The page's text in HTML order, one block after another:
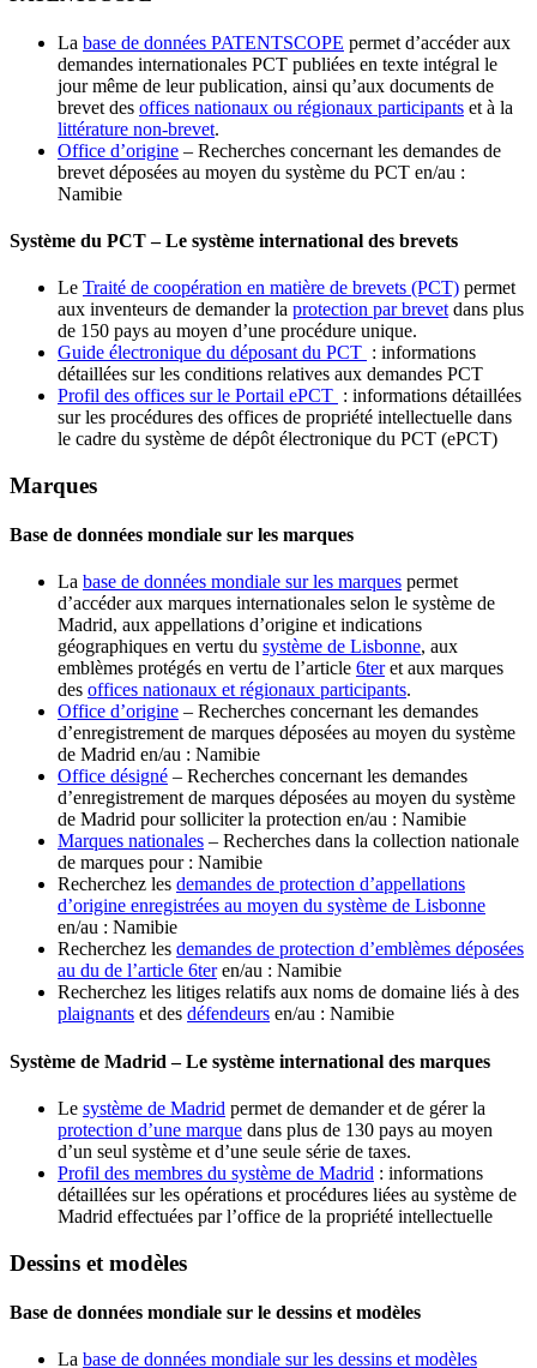
La base de données PATENTSCOPE permet d’accéder aux
demandes internationales PCT publiées en texte intégral le
jour même de leur publication, ainsi qu’aux documents de
brevet des offices nationaux ou régionaux participants et à la
littérature non-brevet.
Office d’origine – Recherches concernant les demandes de
brevet déposées au moyen du système du PCT en/au :
Namibie
Système du PCT – Le système international des brevets
Le Traité de coopération en matière de brevets (PCT) permet
aux inventeurs de demander la protection par brevet dans plus
de 150 pays au moyen d’une procédure unique.
Guide électronique du déposant du PCT : informations
détaillées sur les conditions relatives aux demandes PCT
Profil des offices sur le Portail ePCT : informations détaillées
sur les procédures des offices de propriété intellectuelle dans
le cadre du système de dépôt électronique du PCT (ePCT)
Marques
Base de données mondiale sur les marques
La base de données mondiale sur les marques permet
d’accéder aux marques internationales selon le système de
Madrid, aux appellations d’origine et indications
géographiques en vertu du système de Lisbonne, aux
emblèmes protégés en vertu de l’article 6teret aux marques
des offices nationaux et régionaux participants.
Office d’origine – Recherches concernant les demandes
d’enregistrement de marques déposées au moyen du système
de Madrid en/au : Namibie
Office désigné – Recherches concernant les demandes
d’enregistrement de marques déposées au moyen du système
de Madrid pour solliciter la protection en/au : Namibie
Marques nationales – Recherches dans la collection nationale
de marques pour : Namibie
Recherchez les demandes de protection d’appellations
d’origine enregistrées au moyen du système de Lisbonne
en/au : Namibie
Recherchez les demandes de protection d’emblèmes déposées
au du de l’article 6teren/au : Namibie
Recherchez les litiges relatifs aux noms de domaine liés à des
plaignants et des défendeurs en/au : Namibie
Système de Madrid – Le système international des marques
Le système de Madrid permet de demander et de gérer la
protection d’une marque dans plus de 130 pays au moyen
d’un seul système et d’une seule série de taxes.
Profil des membres du système de Madrid : informations
détaillées sur les opérations et procédures liées au système de
Madrid effectuées par l’office de la propriété intellectuelle
Dessins et modèles
Base de données mondiale sur le dessins et modèles
La base de données mondiale sur les dessins et modèles